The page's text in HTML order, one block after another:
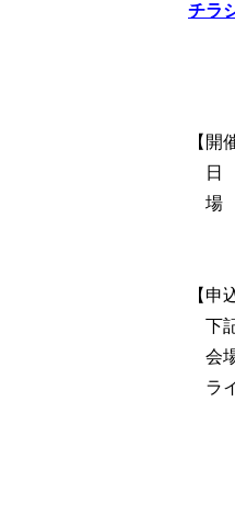
チラ
【開
日
場
オ
【申
下
会
ラ